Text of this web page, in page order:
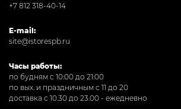
+7 812 318-40-14
E-mail:
site@istorespb.ru
Часы работы:
по будням с 10:00 до 21:00
по вых. и праздничным с 11 до 20
доставка с 10.30 до 23.00 - ежедневно